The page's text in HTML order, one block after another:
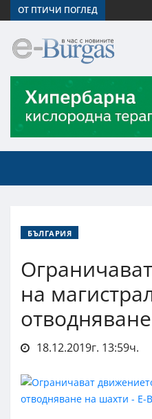
ОТ ПТИЧИ ПОГЛЕД
БЪЛГАРИЯ
на
18.12.2019г. 13:59ч.